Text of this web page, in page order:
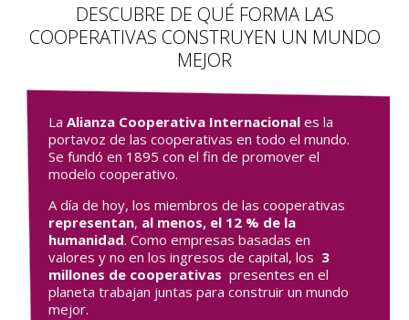
DESCUBRE DE QUÉ FORMA LAS
COOPERATIVAS CONSTRUYEN UN MUNDO
MEJOR
LaAlianza Cooperativa Internacional es la
portavoz de las cooperativas en todo el mundo.
Se fundó en 1895 con el fin de promover el
modelo cooperativo.
A día de hoy, los miembros de las cooperativas
representan, al menos, el 12 % de la
humanidad. Como empresas basadas en
valores y no en los ingresos de capital, los 3
millones de cooperativas presentes en el
planeta trabajan juntas para construir un mundo
mejor.